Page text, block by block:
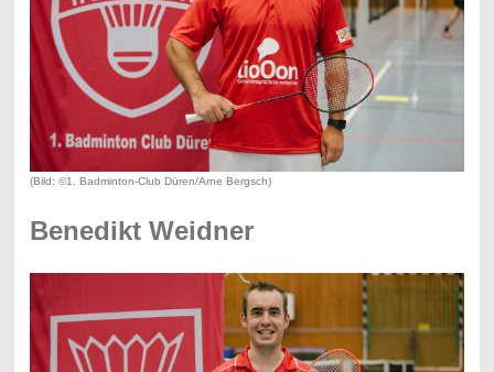
(Bild: ©1. Badminton-Club Düren/Arne Bergsch)
Benedikt Weidner